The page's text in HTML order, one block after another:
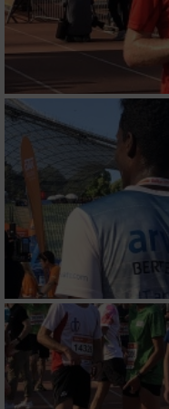
Wir nutzen Ihre Daten für
IAB-Verarbeitungszwecke:
Speichern von oder
auf einem Endgerät
Verwendung
von Werbeanzeigen
Erstellung von
Werbung
Verwendung von
personalisierter
Erstellung von
von Inhalten
Verwendung von
personalisierter Inhalte